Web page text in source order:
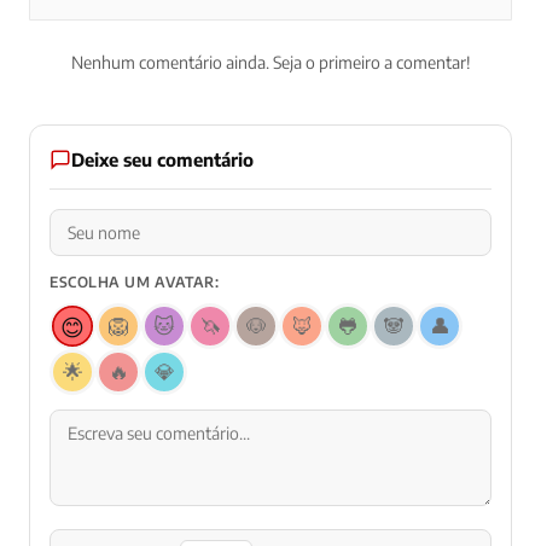
Nenhum comentário ainda. Seja o primeiro a comentar!
Deixe seu comentário
ESCOLHA UM AVATAR:
😊 🦁 🐱 🦄 🐶 🦊 🐸 🐼
👤
🌟
🔥 💎